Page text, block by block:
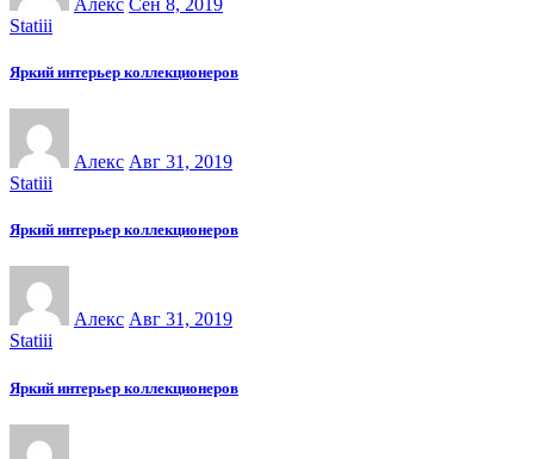
Statiii
Яркий интерьер коллекционеров
Алекс Авг 31, 2019
Statiii
Яркий интерьер коллекционеров
Алекс Авг 31, 2019
Statiii
Яркий интерьер коллекционеров